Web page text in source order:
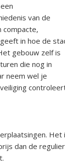
van de
compacte,
in hoe de
gebouw zelf is
die nog in
neem wel je
Het
dan de